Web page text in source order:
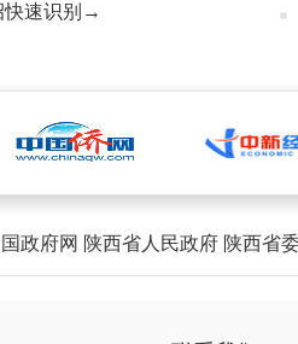
快速识别→
政府网 陕西省人民政府 陕西省